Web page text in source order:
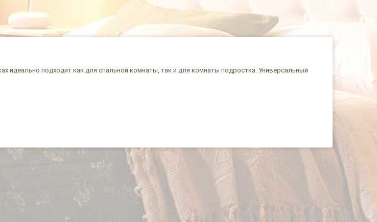
идеально подходит как для спальной комнаты, так и для комнаты подростка. Универсальный